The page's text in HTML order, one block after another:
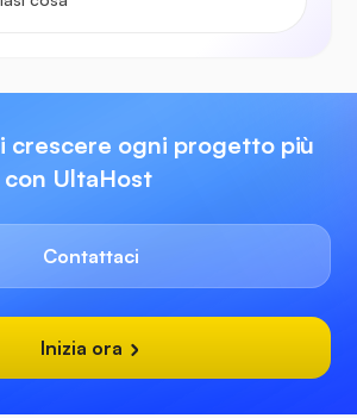
crescere ogni progetto più
UltaHost
Contattaci
Inizia ora